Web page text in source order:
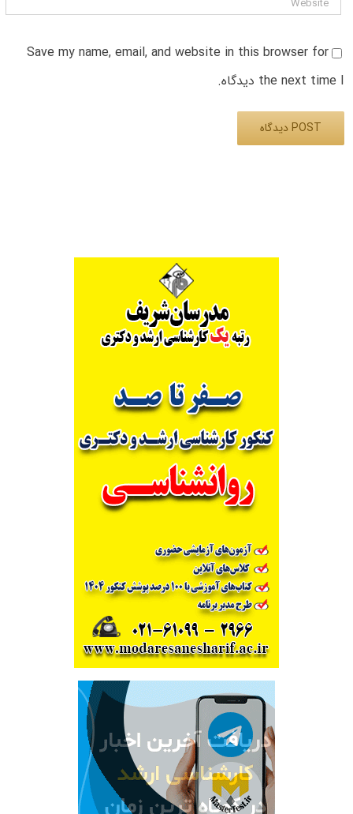
Save my name, email, and website in this browser for
the next time I دیدگاه.